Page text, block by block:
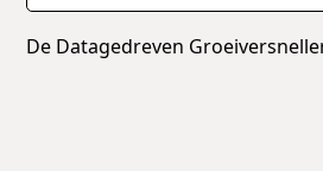
De Datagedreven